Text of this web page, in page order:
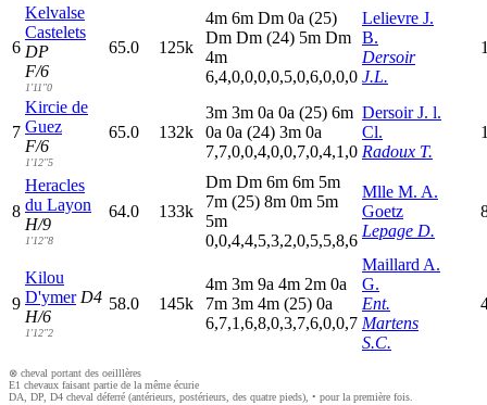
6
Kelvalse
Castelets
DP
F/6
1'11"0
65.0 125k
4m 6m Dm 0a (25)
Dm Dm (24) 5m Dm
4m
6,4,0,0,0,0,5,0,6,0,0,0
Lelievre J.
B.
Dersoir
J.L.
7
Kircie de
Guez
F/6
1'12"5
65.0 132k
3m 3m 0a 0a (25) 6m
0a 0a (24) 3m 0a
7,7,0,0,4,0,0,7,0,4,1,0
Dersoir J. l.
Cl.
Radoux T.
8
Heracles
du Layon
H/9
1'12"8
64.0 133k
Dm Dm 6m 6m 5m
7m (25) 8m 0m 5m
5m
0,0,4,4,5,3,2,0,5,5,8,6
Mlle M. A.
Goetz
Lepage D.
9
Kilou
D'ymer D4
H/6
1'12"2
58.0 145k
4m 3m 9a 4m 2m 0a
7m 3m 4m (25) 0a
6,7,1,6,8,0,3,7,6,0,0,7
Maillard A.
G.
Ent.
Martens
S.C.
⊗ cheval portant des oeilllères
E1 chevaux faisant partie de la même écurie
DA, DP, D4 cheval déferré (antérieurs, postérieurs, des quatre pieds), • pour la première fois.